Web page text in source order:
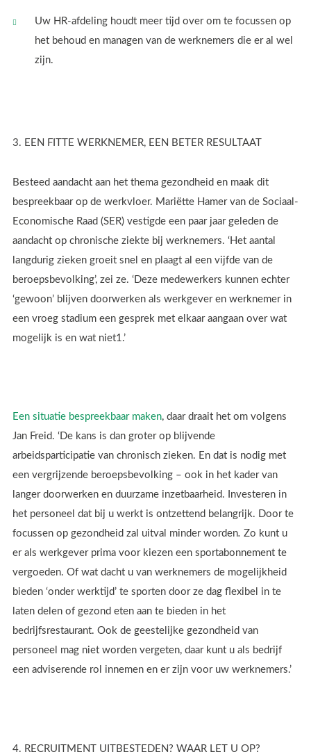
Uw HR-afdeling houdt meer tijd over om te focussen op
het behoud en managen van de werknemers die er al wel
zijn.
3. EEN FITTE WERKNEMER, EEN BETER RESULTAAT
Besteed aandacht aan het thema gezondheid en maak dit
bespreekbaar op de werkvloer. Mariëtte Hamer van de Sociaal-
Economische Raad (SER) vestigde een paar jaar geleden de
aandacht op chronische ziekte bij werknemers. ‘Het aantal
langdurig zieken groeit snel en plaagt al een vijfde van de
beroepsbevolking’, zei ze. ‘Deze medewerkers kunnen echter
‘gewoon’ blijven doorwerken als werkgever en werknemer in
een vroeg stadium een gesprek met elkaar aangaan over wat
mogelijk is en wat niet1 .’
Een situatie bespreekbaar maken, daar draait het om volgens
Jan Freid. ‘De kans is dan groter op blijvende
arbeidsparticipatie van chronisch zieken. En dat is nodig met
een vergrijzende beroepsbevolking – ook in het kader van
langer doorwerken en duurzame inzetbaarheid. Investeren in
het personeel dat bij u werkt is ontzettend belangrijk. Door te
focussen op gezondheid zal uitval minder worden. Zo kunt u
er als werkgever prima voor kiezen een sportabonnement te
vergoeden. Of wat dacht u van werknemers de mogelijkheid
bieden ‘onder werktijd’ te sporten door ze dag flexibel in te
laten delen of gezond eten aan te bieden in het
bedrijfsrestaurant. Ook de geestelijke gezondheid van
personeel mag niet worden vergeten, daar kunt u als bedrijf
een adviserende rol innemen en er zijn voor uw werknemers.’
4. RECRUITMENT UITBESTEDEN? WAAR LET U OP?